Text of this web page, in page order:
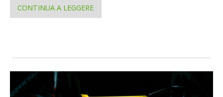
CONTINUA A LEGGERE